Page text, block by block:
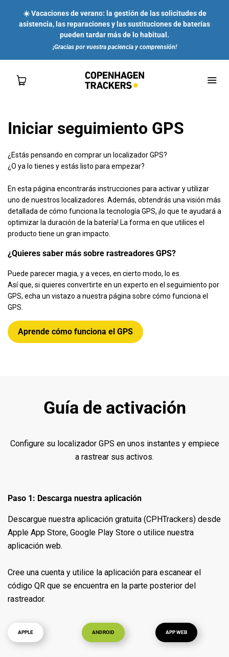
☀️ Vacaciones de verano: la gestión de las solicitudes de
asistencia, las reparaciones y las sustituciones de baterías
pueden tardar más de lo habitual.
¡Gracias por vuestra paciencia y comprensión!
PARA TI
PARA LAS EMPRESAS
SOBRE NOSOTROS
CONTACTO
Iniciar seguimiento GPS
¿Estás pensando en comprar un localizador GPS?
¿O ya lo tienes y estás listo para empezar?
En esta página encontrarás instrucciones para activar y utilizar
uno de nuestros localizadores. Además, obtendrás una visión más
detallada de cómo funciona la tecnología GPS, ¡lo que te ayudará a
optimizar la duración de la batería! La forma en que utilices el
producto tiene un gran impacto.
¿Quieres saber más sobre rastreadores GPS?
Puede parecer magia, y a veces, en cierto modo, lo es.
Así que, si quieres convertirte en un experto en el seguimiento por
GPS, echa un vistazo a nuestra página sobre cómo funciona el
GPS.
Aprende cómo funciona el GPS
Guía de activación
Configure su localizador GPS en unos instantes y empiece
a rastrear sus activos.
Paso 1: Descarga nuestra aplicación
Descargue nuestra aplicación gratuita (CPHTrackers) desde
Apple App Store, Google Play Store o utilice nuestra
aplicación web.
Cree una cuenta y utilice la aplicación para escanear el
código QR que se encuentra en la parte posterior del
rastreador.
APPLE ANDROID APP WEB